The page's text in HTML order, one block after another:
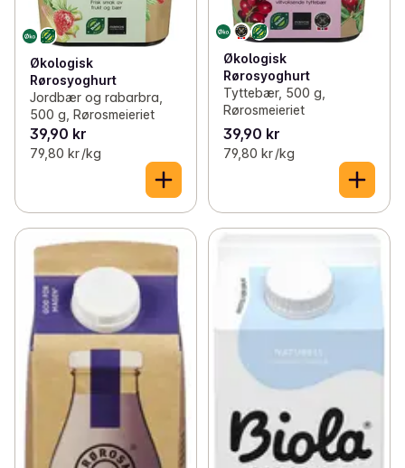
Økologisk
Rørosyoghurt
Jordbær og rabarbra,
500 g, Rørosmeieriet
39,90 kr
79,80 kr /kg
Økologisk
Rørosyoghurt
Tyttebær, 500 g,
Rørosmeieriet
39,90 kr
79,80 kr /kg